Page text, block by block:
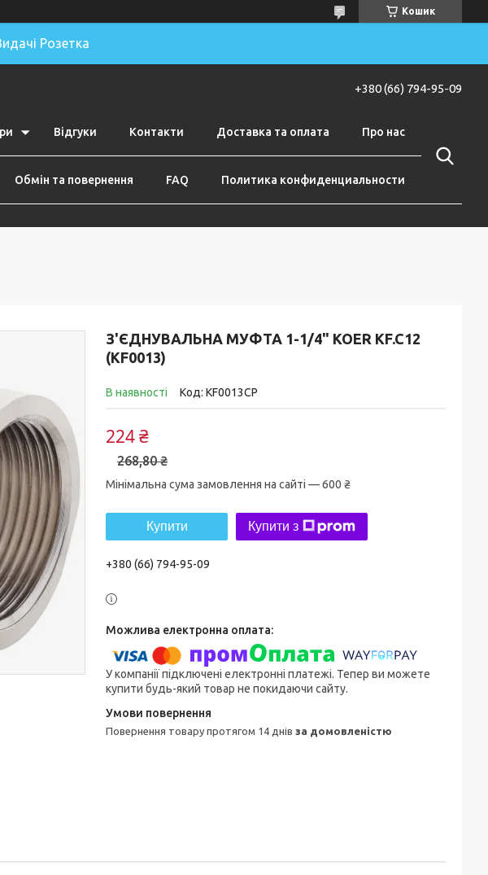
Кошик
Розетка
+380 (66) 794-95-09
Відгуки Контакти Доставка та оплата Про нас
Обмін та повернення FAQ Политика конфиденциальности
З'ЄДНУВАЛЬНА МУФТА 1-1/4" KOER KF.C12
(KF0013)
В наявності Код: KF0013CP
268,80 ₴
224 ₴
Мінімальна сума замовлення на сайті — 600 ₴
Купити Купити з
+380 (66) 794-95-09
У компанії підключені електронні платежі. Тепер ви можете
купити будь-який товар не покидаючи сайту.
повернення товару протягом 14 днів за домовленістю